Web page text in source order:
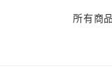
所有商品